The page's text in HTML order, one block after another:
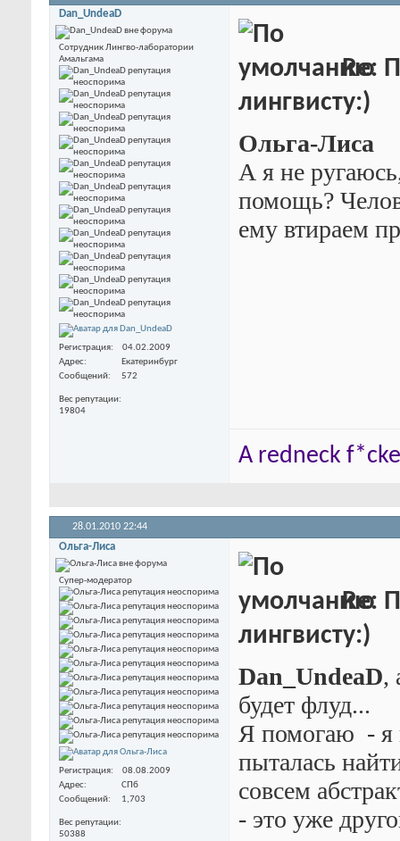
Dan_UndeaD
Сотрудник Лингво-лаборатории
Амальгама
Регистрация
04.02.2009
Адрес
Екатеринбург
Сообщений
572
Вес репутации
19804
Re:
лингвисту:)
Ольга-Лиса
А я не
помощь?
ему втираем
A redneck
28.01.2010 22:44
Ольга-Лиса
Супер-модератор
Регистрация
08.08.2009
Адрес
СПб
Сообщений
1,703
Вес репутации
50388
Re:
лингвисту:)
Dan_UndeaD,
будет флуд...
Я помогаю -
пыталась
совсем
- это уже